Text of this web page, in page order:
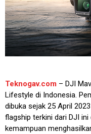
Teknogav.com – DJI
Lifestyle di Indonesia.
dibuka sejak 25 April
flagship terkini dari DJI
kemampuan